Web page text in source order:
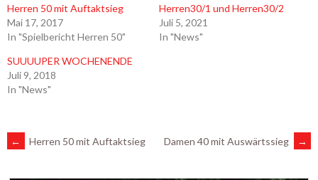
Herren 50 mit Auftaktsieg
Mai 17, 2017
In "Spielbericht Herren 50"
Herren30/1 und Herren30/2
Juli 5, 2021
In "News"
SUUUUPER WOCHENENDE
Juli 9, 2018
In "News"
ARTIKEL-
← Herren 50 mit Auftaktsieg Damen 40 mit Auswärtssieg →